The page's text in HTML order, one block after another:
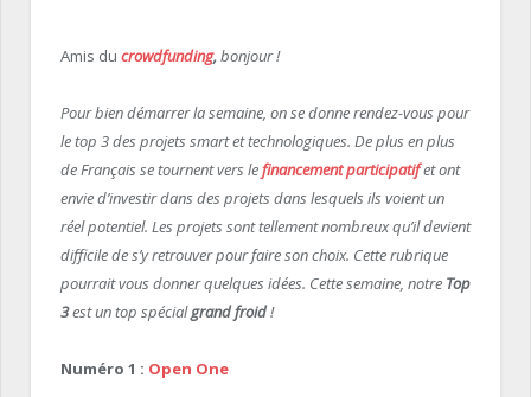
Amis du crowdfunding,bonjour !
Pour bien démarrer la semaine, on se donne rendez-vous pour
le top 3 des projets smart et technologiques. De plus en plus
de Français se tournent vers lefinancement participatifet ont
envie d’investir dans des projets dans lesquels ils voient un
réel potentiel. Les projets sont tellement nombreux qu’il devient
difficile de s’y retrouver pour faire son choix. Cette rubrique
pourrait vous donner quelques idées. Cette semaine, notre Top
3est un top spécialgrand froid!
Numéro 1 : Open One